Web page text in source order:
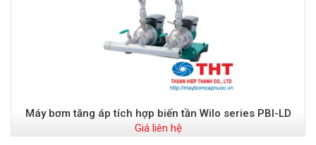
Máy bơm tăng áp tích hợp biến tần Wilo series PBI-LD
Giá liên hệ